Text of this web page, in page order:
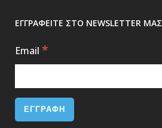
ΕΓΓΡΑΦΕΙΤΕ ΣΤΟ NEWSLETTER ΜΑΣ
Email *